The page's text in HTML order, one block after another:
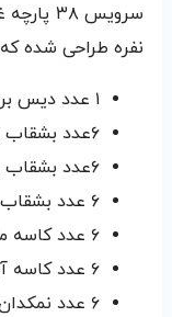
سرویس
نفره طراحی شده
۱ عدد دیس برنج خوری
۶عدد بشقاب برنج خوری(غذا خوری)
۶عدد بشقاب پیش دستی (میوه خوری)
۶ عدد بشقاب گود (خورشت خوری)
۶ عدد کاسه ماست (پیاله یا کاسه ترشی)
۶ عدد کاسه آبگوشت (کاسه آش)
۶ عدد نمکدان